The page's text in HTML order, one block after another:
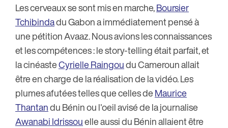
Les cerveaux se sont mis en marche,Boursier
Tchibindadu Gabon a immédiatement pensé à
une pétition Avaaz. Nous avions les connaissances
et les compétences : le story-telling était parfait, et
la cinéasteCyrielle Raingoudu Cameroun allait
être en charge de la réalisation de la vidéo. Les
plumes afutées telles que celles deMaurice
Thantandu Bénin ou l'oeil avisé de la journalise
Awanabi Idrissouelle aussi du Bénin allaient être